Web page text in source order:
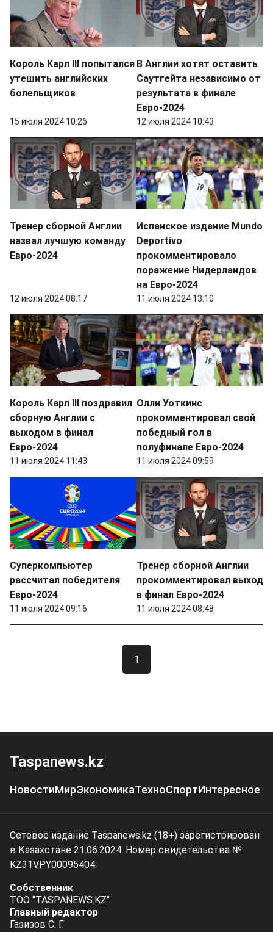
Король Карл III попытался
утешить английских
болельщиков
15 июля 2024 10:26
В Англии хотят оставить
Саутгейта независимо от
результата в финале
Евро-2024
12 июля 2024 10:43
Тренер сборной Англии
назвал лучшую команду
Евро-2024
12 июля 2024 08:17
Испанское издание Mundo
Deportivo
прокомментировало
поражение Нидерландов
на Евро-2024
11 июля 2024 13:10
Король Карл III поздравил
сборную Англии с
выходом в финал
Евро-2024
11 июля 2024 11:43
Олли Уоткинс
прокомментировал свой
победный гол в
полуфинале Евро-2024
11 июля 2024 09:59
Суперкомпьютер
рассчитал победителя
Евро-2024
11 июля 2024 09:16
Тренер сборной Англии
прокомментировал выход
в финал Евро-2024
11 июля 2024 08:48
1
Taspanews.kz
НовостиМирЭкономикаТехноСпортИнтересное
Сетевое издание Taspanews.kz (18+) зарегистрирован
в Казахстане 21.06.2024. Номер свидетельства №
KZ31VPY00095404.
Собственник
ТОО "TASPANEWS.KZ"
Главный редактор
Газизов С. Г.